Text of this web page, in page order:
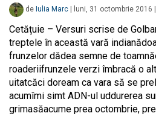
de Iulia Marc luni, 31 octombrie 2016
Cetățuie – Versuri scrise de
treptele în această vară
frunzelor dădea semne de
roaderiifrunzele verzi îmbracă o
uitatcăci doream ca vara să se
acumîmi simt ADN-ul uddurerea
grimasăacume prea octombrie,